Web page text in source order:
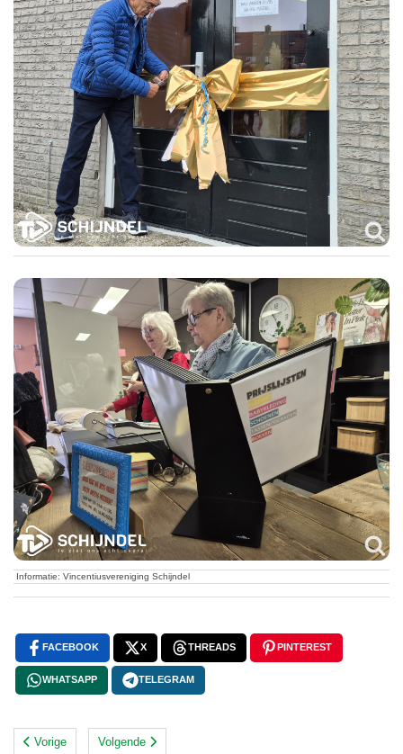
Informatie: Vincentiusvereniging Schijndel
FACEBOOK X THREADS PINTEREST
WHATSAPP TELEGRAM
Vorige Volgende